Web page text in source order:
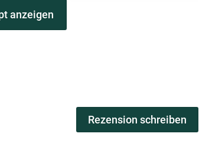
Wowürdest du sagen, liegen dann aber
dann auch die Unterstützung aus
ich mal um so ein Wahrsagen Tool zu
anzeigen
Rezension schreiben